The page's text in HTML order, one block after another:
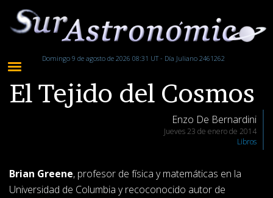
Domingo 9 de agosto de 2026 08:31 UT - Día Juliano 2461262
El Tejido del Cosmos
Enzo De Bernardini
Jueves 23 de enero de 2014
Libros
Brian Greene, profesor de física y matemáticas en la
Universidad de Columbia y recoconocido autor de